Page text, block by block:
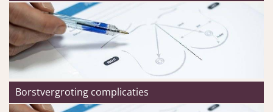
Borstvergroting complicaties